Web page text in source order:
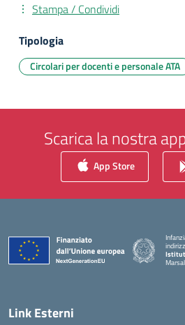
Stampa / Condividi
Tipologia
Circolari per docenti e personale ATA
Scarica la nostra
App Store
Link Esterni